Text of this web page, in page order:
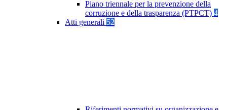
Piano triennale per la prevenzione della
corruzione e della trasparenza (PTPCT) 4
Atti generali 52